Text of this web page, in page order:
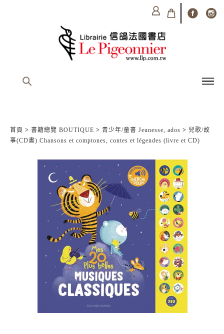
首頁 > 書籍總覽 BOUTIQUE > 青少年/童書 Jeunesse, ados > 兒歌/故
事(CD書) Chansons et comptones, contes et légendes (livre et CD)